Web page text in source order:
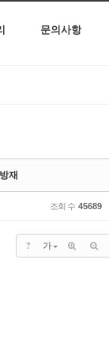
문의사항
재
조회 수 45689
? 가